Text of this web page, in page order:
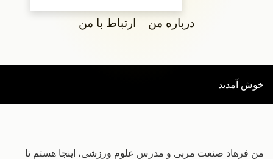
درباره من ارتباط با من
خوش آمدید
من فرهاد صنعت مربی و مدرس علوم ورزشی، اینجا هستم تا